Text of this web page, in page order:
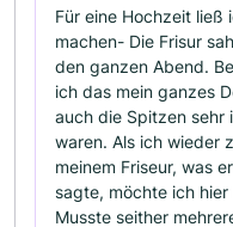
Für eine Hochzeit ließ
machen- Die Frisur
den ganzen Abend.
ich das mein ganzes
auch die Spitzen
waren. Als ich wieder
meinem Friseur, was
sagte, möchte ich
Musste seither